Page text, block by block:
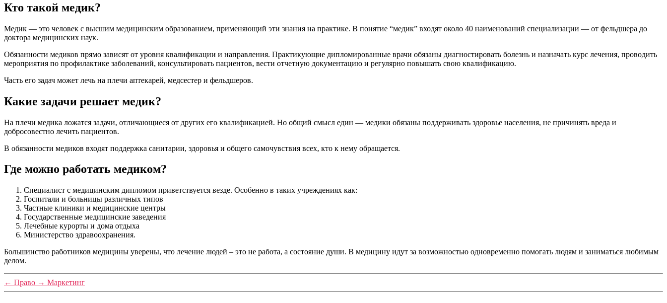
Кто такой медик?
Медик — это человек с высшим медицинским образованием, применяющий эти знания на практике. В понятие “медик” входят около 40 наименований специализации — от фельдшера до
доктора медицинских наук.
Обязанности медиков прямо зависят от уровня квалификации и направления. Практикующие дипломированные врачи обязаны диагностировать болезнь и назначать курс лечения, проводить
мероприятия по профилактике заболеваний, консультировать пациентов, вести отчетную документацию и регулярно повышать свою квалификацию.
Часть его задач может лечь на плечи аптекарей, медсестер и фельдшеров.
Какие задачи решает медик?
На плечи медика ложатся задачи, отличающиеся от других его квалификацией. Но общий смысл един — медики обязаны поддерживать здоровье населения, не причинять вреда и
добросовестно лечить пациентов.
В обязанности медиков входят поддержка санитарии, здоровья и общего самочувствия всех, кто к нему обращается.
Где можно работать медиком?
Специалист с медицинским дипломом приветствуется везде. Особенно в таких учреждениях как:
Госпитали и больницы различных типов
Частные клиники и медицинские центры
Государственные медицинские заведения
Лечебные курорты и дома отдыха
Министерство здравоохранения.
Большинство работников медицины уверены, что лечение людей – это не работа, а состояние души. В медицину идут за возможностью одновременно помогать людям и заниматься любимым
делом.
← Право → Маркетинг